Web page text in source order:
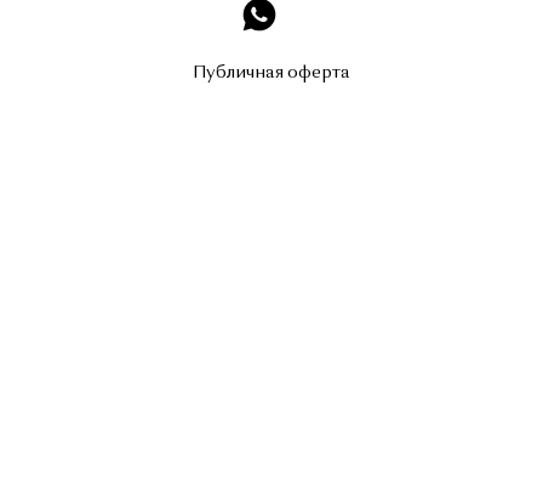
instagram
Публичная оферта